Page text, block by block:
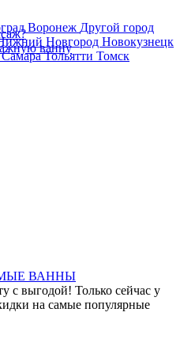
Воронеж Другой город
Новгород Новокузнецк
СамараТольятти Томск
ванну
ВАННЫ
с выгодой! Только сейчас у
на самые популярные